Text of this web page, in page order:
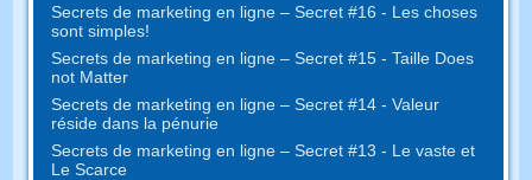
Secrets de marketing en ligne – Secret #16 - Les choses
sont simples!
Secrets de marketing en ligne – Secret #15 - Taille Does
not Matter
Secrets de marketing en ligne – Secret #14 - Valeur
réside dans la pénurie
Secrets de marketing en ligne – Secret #13 - Le vaste et
Le Scarce